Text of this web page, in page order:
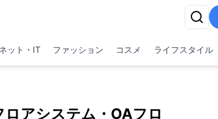
ネット・IT ファッション コスメ ライフスタイル
ロアシステム・OAフロ